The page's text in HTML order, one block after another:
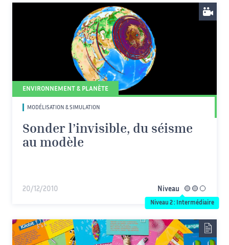
ENVIRONNEMENT & PLANÈTE
MODÉLISATION & SIMULATION
Sonder l’invisible, du séisme
au modèle
20/12/2010 Niveau intermédiaire
Niveau 2 : Intermédiaire